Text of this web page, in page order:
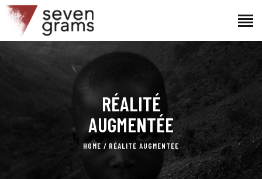
RÉALITÉ
AUGMENTÉE
HOME RÉALITÉ AUGMENTÉE
ACTUALITÉS